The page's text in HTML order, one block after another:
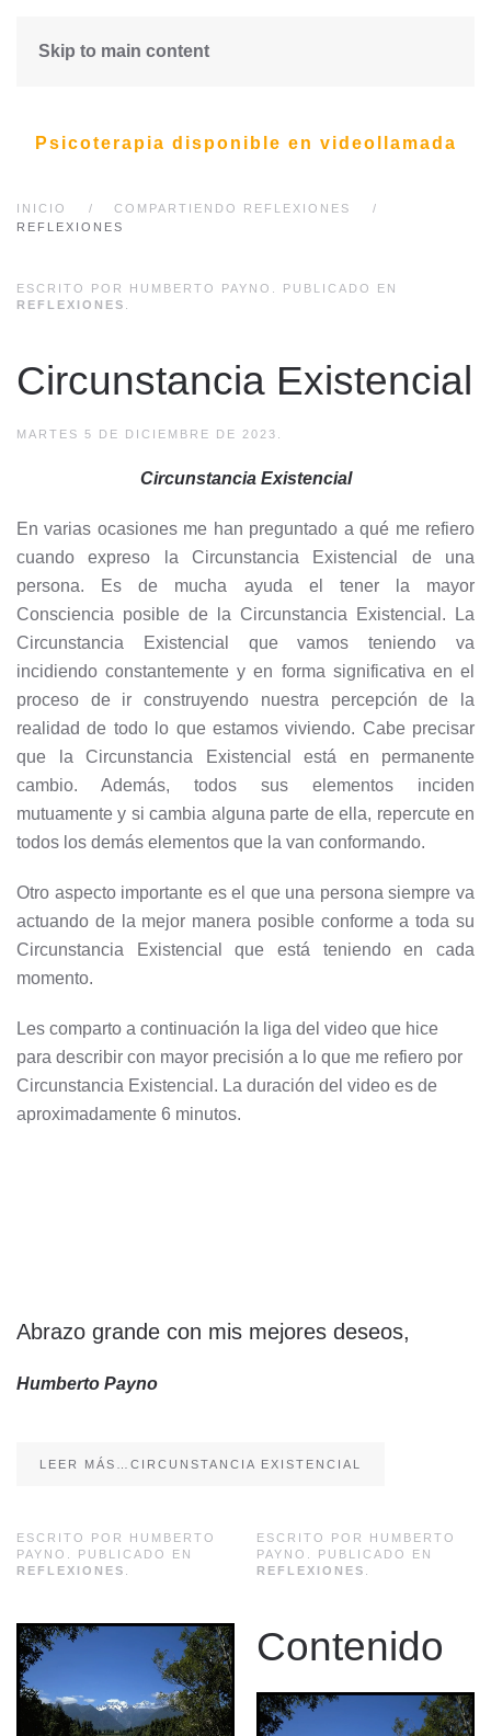
Skip to main content
Psicoterapia disponible en videollamada
INICIO
COMPARTIENDO REFLEXIONES
REFLEXIONES
ESCRITO POR HUMBERTO PAYNO. PUBLICADO EN
REFLEXIONES
Circunstancia Existencial
MARTES 5 DE DICIEMBRE DE 2023.
Circunstancia Existencial
En varias ocasiones me han preguntado a qué me refiero
cuando expreso la Circunstancia Existencial de una
persona. Es de mucha ayuda el tener la mayor
Consciencia posible de la Circunstancia Existencial. La
Circunstancia Existencial que vamos teniendo va
incidiendo constantemente y en forma significativa en el
proceso de ir construyendo nuestra percepción de la
realidad de todo lo que estamos viviendo. Cabe precisar
que la Circunstancia Existencial está en permanente
cambio. Además, todos sus elementos inciden
mutuamente y si cambia alguna parte de ella, repercute en
todos los demás elementos que la van conformando.
Otro aspecto importante es el que una persona siempre va
actuando de la mejor manera posible conforme a toda su
Circunstancia Existencial que está teniendo en cada
momento.
Les comparto a continuación la liga del video que hice
para describir con mayor precisión a lo que me refiero por
Circunstancia Existencial. La duración del video es de
aproximadamente 6 minutos.
Abrazo grande con mis mejores deseos,
Humberto Payno
LEER MÁS…CIRCUNSTANCIA EXISTENCIAL
ESCRITO POR HUMBERTO
PAYNO. PUBLICADO EN
REFLEXIONES
ESCRITO POR HUMBERTO
PAYNO. PUBLICADO EN
REFLEXIONES
Contenido